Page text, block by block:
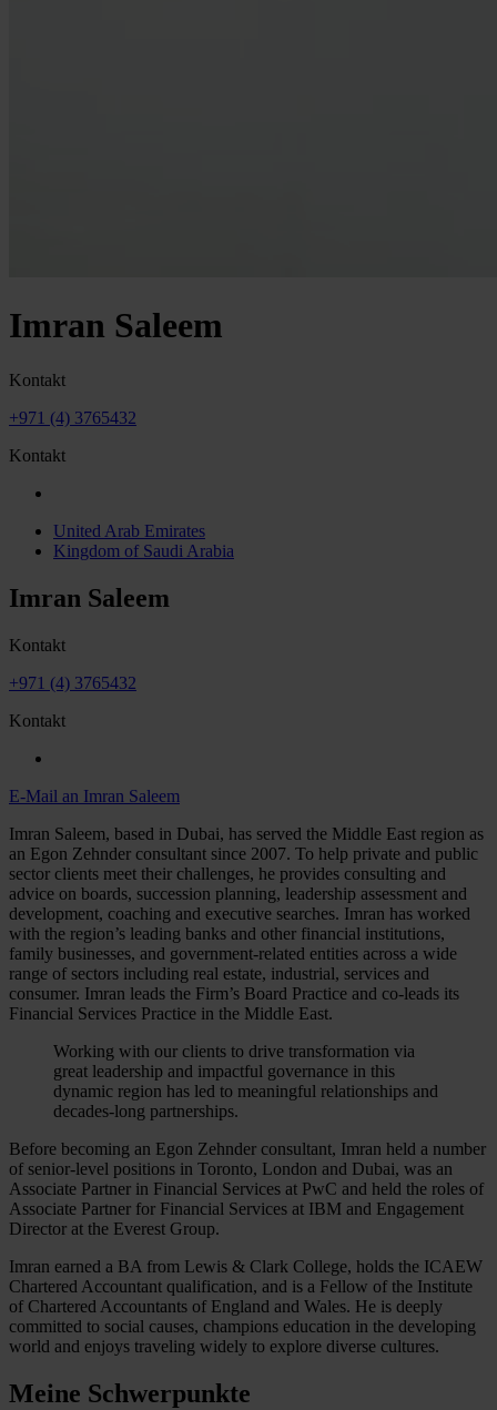
Imran Saleem
Kontakt
+971 (4) 3765432
Kontakt
United Arab Emirates
Kingdom of Saudi Arabia
Imran Saleem
Kontakt
+971 (4) 3765432
Kontakt
E-Mail an Imran Saleem
Imran Saleem, based in Dubai, has served the Middle East region as
an Egon Zehnder consultant since 2007. To help private and public
sector clients meet their challenges, he provides consulting and
advice on boards, succession planning, leadership assessment and
development, coaching and executive searches. Imran has worked
with the region’s leading banks and other financial institutions,
family businesses, and government-related entities across a wide
range of sectors including real estate, industrial, services and
consumer. Imran leads the Firm’s Board Practice and co-leads its
Financial Services Practice in the Middle East.
Working with our clients to drive transformation via
great leadership and impactful governance in this
dynamic region has led to meaningful relationships and
decades-long partnerships.
Before becoming an Egon Zehnder consultant, Imran held a number
of senior-level positions in Toronto, London and Dubai, was an
Associate Partner in Financial Services at PwC and held the roles of
Associate Partner for Financial Services at IBM and Engagement
Director at the Everest Group.
Imran earned a BA from Lewis & Clark College, holds the ICAEW
Chartered Accountant qualification, and is a Fellow of the Institute
of Chartered Accountants of England and Wales. He is deeply
committed to social causes, champions education in the developing
world and enjoys traveling widely to explore diverse cultures.
Meine Schwerpunkte